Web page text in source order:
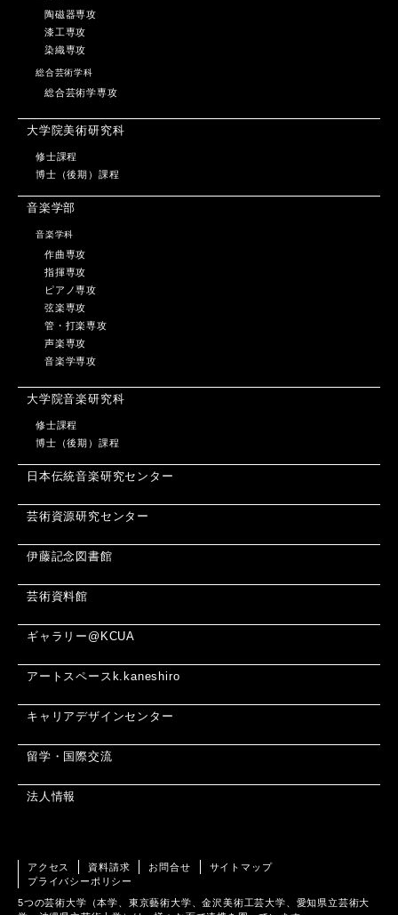
陶磁器専攻
漆工専攻
染織専攻
総合芸術学科
総合芸術学専攻
大学院美術研究科
修士課程
博士（後期）課程
音楽学部
音楽学科
作曲専攻
指揮専攻
ピアノ専攻
弦楽専攻
管・打楽専攻
声楽専攻
音楽学専攻
大学院音楽研究科
修士課程
博士（後期）課程
日本伝統音楽研究センター
芸術資源研究センター
伊藤記念図書館
芸術資料館
ギャラリー@KCUA
アートスペースk.kaneshiro
キャリアデザインセンター
留学・国際交流
法人情報
アクセス 資料請求 お問合せ
サイトマップ
プライバシーポリシー
5つの芸術大学（本学、東京藝術大学、金沢美術工芸大学、愛知県立芸術大